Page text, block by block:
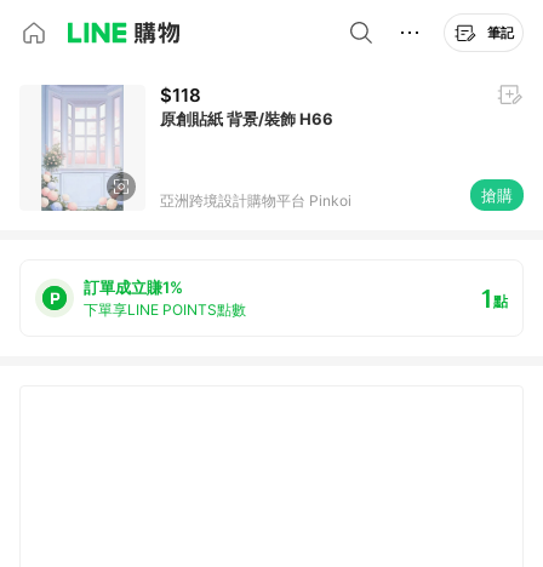
筆記
$118
原創貼紙 背景/裝飾 H66
亞洲跨境設計購物平台 Pinkoi 搶購
訂單成立賺1%
下單享LINE POINTS點數 1點